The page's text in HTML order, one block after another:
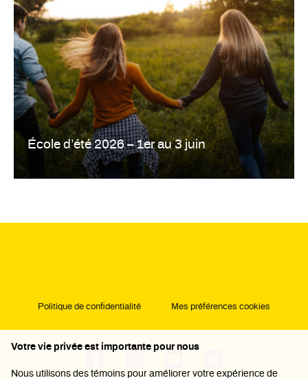
École d’été 2026 – 1er au 3 juin
Politique de confidentialité Mes préférences cookies
Votre vie privée est importante pour nous
Nous utilisons des témoins pour améliorer votre expérience de